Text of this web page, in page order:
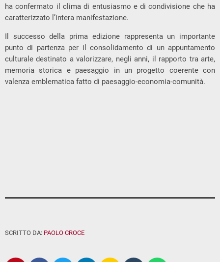
ha confermato il clima di entusiasmo e di condivisione che ha
caratterizzato l’intera manifestazione.
Il successo della prima edizione rappresenta un importante
punto di partenza per il consolidamento di un appuntamento
culturale destinato a valorizzare, negli anni, il rapporto tra arte,
memoria storica e paesaggio in un progetto coerente con
valenza emblematica fatto di paesaggio-economia-comunità.
SCRITTO DA: PAOLO CROCE